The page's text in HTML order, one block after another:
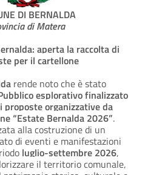
DI BERNALDA
di Matera
aperta la raccolta di
per il cartellone
rende noto che è stato
esplorativo finalizzato
proposte organizzative da
“Estate Bernalda 2026”.
alla costruzione di un
di eventi e manifestazioni
luglio-settembre 2026,
il territorio comunale,